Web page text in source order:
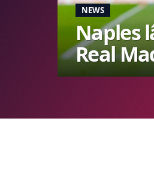
NEWS
Naples
Real